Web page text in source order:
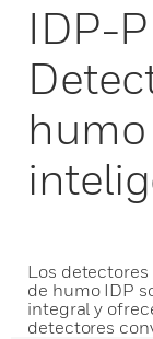
IDP-
Los
de humo IDP
integral y
detectores